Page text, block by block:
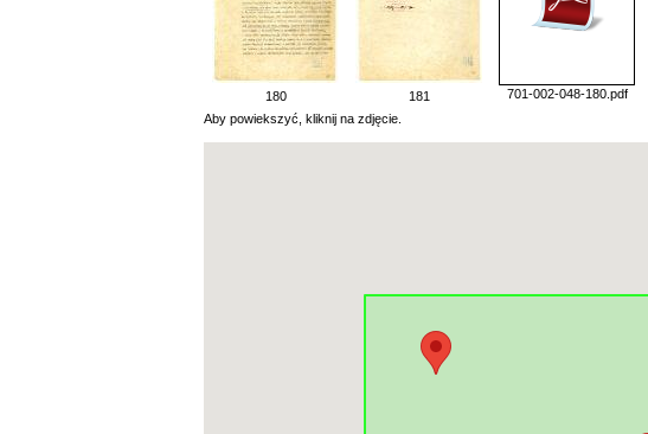
180 181
701-002-048-180.pdf
Aby powiekszyć, kliknij na zdjęcie.